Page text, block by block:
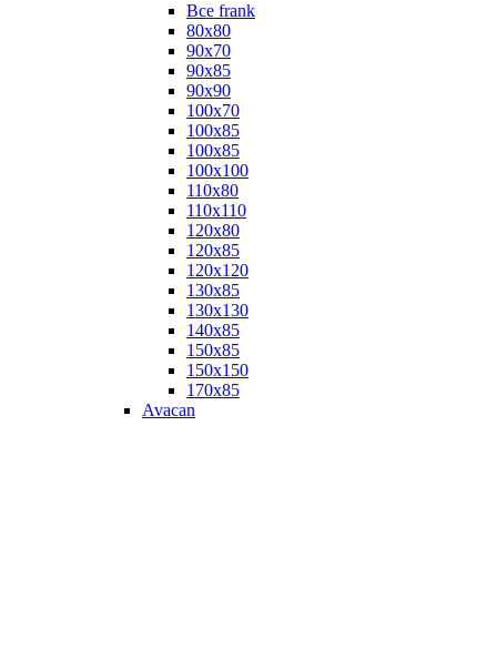
Все frank
80х80
90х70
90х85
90х90
100х70
100х85
100х85
100х100
110х80
110х110
120х80
120х85
120х120
130х85
130х130
140х85
150х85
150х150
170х85
Avacan